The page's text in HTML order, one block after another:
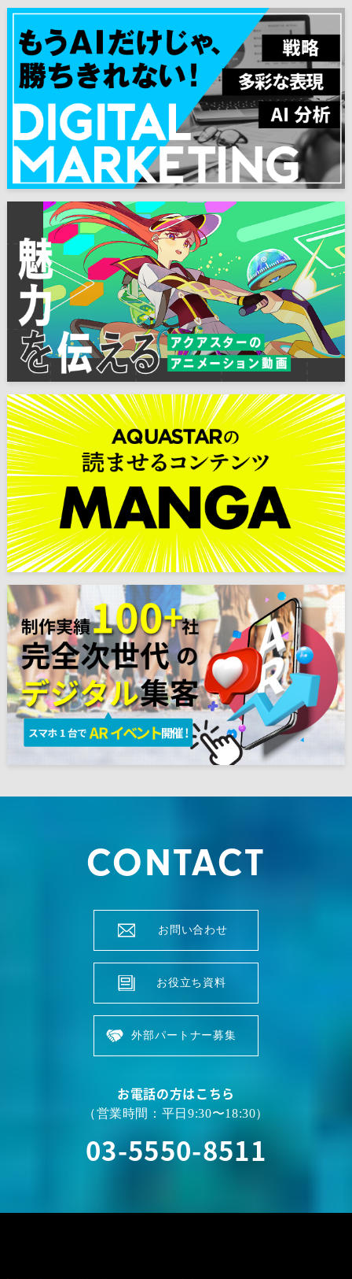
CONTACT
お問い合わせ
お役立ち資料
外部パートナー募集
お電話の方はこちら
（営業時間：平日9:30〜18:30）
03-5550-8511